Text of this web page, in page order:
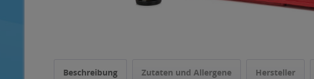
Beschreibung Zutaten und Allergene Hersteller